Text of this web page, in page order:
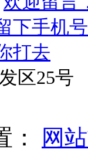
区25号
：
网